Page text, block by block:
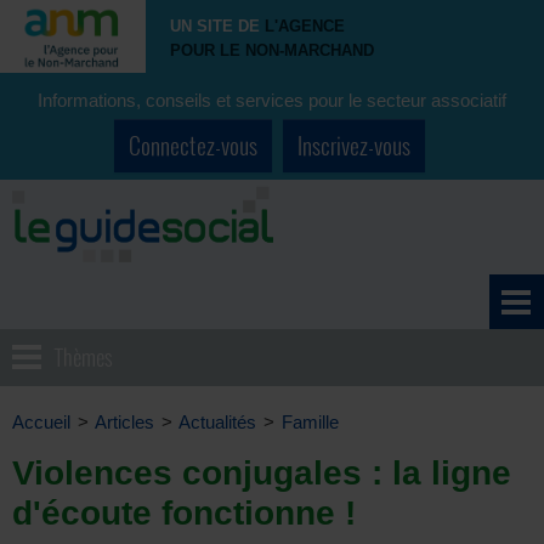
UN SITE DE L'AGENCE
POUR LE NON-MARCHAND
Informations, conseils et services pour le secteur associatif
Connectez-vous Inscrivez-vous
Accueil > Articles > Actualités > Famille
Violences conjugales : la ligne
d'écoute fonctionne !